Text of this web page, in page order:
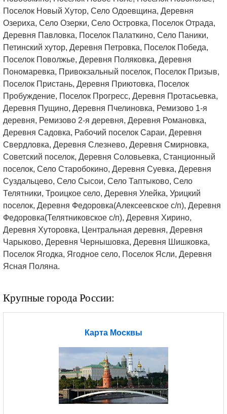
Поселок Новый Хутор, Село Одоевщина, Деревня
Озериха, Село Озерки, Село Островка, Поселок Отрада,
Деревня Павловка, Поселок Палаткино, Село Паники,
Петинский хутор, Деревня Петровка, Поселок Победа,
Поселок Поволжье, Деревня Поляковка, Деревня
Пономаревка, Привокзальный поселок, Поселок Призыв,
Поселок Пристань, Деревня Приютовка, Поселок
Пробуждение, Поселок Прогресс, Деревня Протасьевка,
Деревня Пущино, Деревня Пчелиновка, Ремизово 1-я
деревня, Ремизово 2-я деревня, Деревня Романовка,
Деревня Садовка, Рабочий поселок Сараи, Деревня
Свердловка, Деревня Слезнево, Деревня Смирновка,
Советский поселок, Деревня Соловьевка, Станционный
поселок, Село Старобокино, Деревня Суевка, Деревня
Суздальцево, Село Сысои, Село Таптыково, Село
Телятники, Троицкое село, Деревня Улейка, Урицкий
поселок, Деревня Федоровка(Алексеевское с/п), Деревня
Федоровка(Телятниковское с/п), Деревня Хирино,
Деревня Хуторовка, Центральная деревня, Деревня
Чарыково, Деревня Чернышовка, Деревня Шишковка,
Поселок Ягодка, Ягодное село, Поселок Ясли, Деревня
Ясная Поляна.
Крупные города России:
Карта Москвы